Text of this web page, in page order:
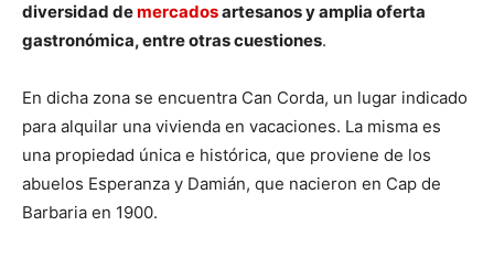
diversidad demercadosartesanos y amplia oferta
gastronómica, entre otras cuestiones.
En dicha zona se encuentra Can Corda, un lugar indicado
para alquilar una vivienda en vacaciones. La misma es
una propiedad única e histórica, que proviene de los
abuelos Esperanza y Damián, que nacieron en Cap de
Barbaria en 1900.